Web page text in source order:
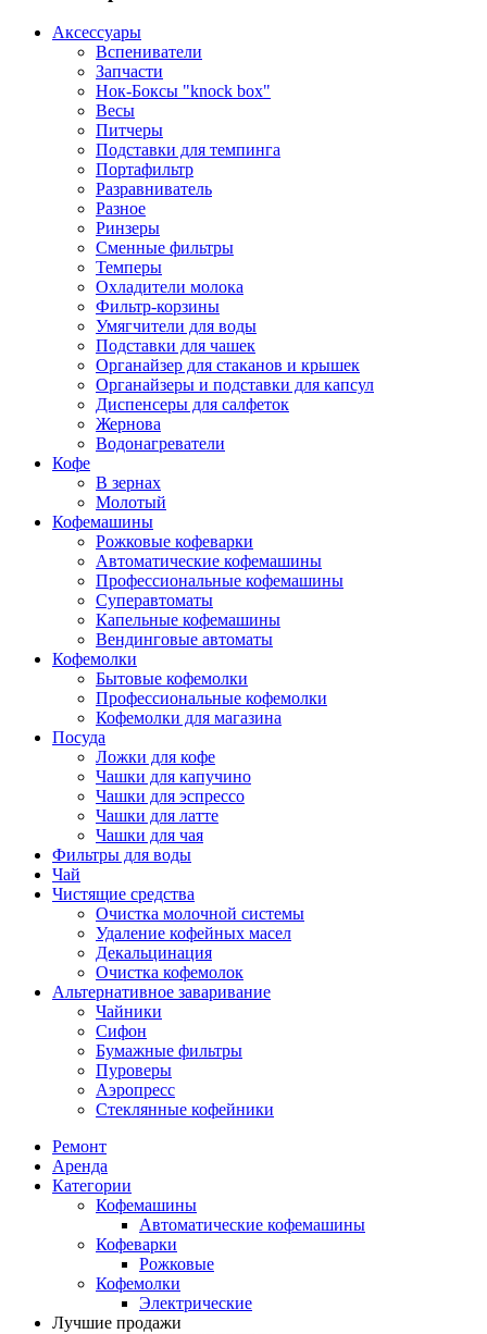
Аксессуары
Вспениватели
Запчасти
Нок-Боксы "knock box"
Весы
Питчеры
Подставки для темпинга
Портафильтр
Разравниватель
Разное
Ринзеры
Сменные фильтры
Темперы
Охладители молока
Фильтр-корзины
Умягчители для воды
Подставки для чашек
Органайзер для стаканов и крышек
Органайзеры и подставки для капсул
Диспенсеры для салфеток
Жернова
Водонагреватели
Кофе
В зернах
Молотый
Кофемашины
Рожковые кофеварки
Автоматические кофемашины
Профессиональные кофемашины
Суперавтоматы
Капельные кофемашины
Вендинговые автоматы
Кофемолки
Бытовые кофемолки
Профессиональные кофемолки
Кофемолки для магазина
Посуда
Ложки для кофе
Чашки для капучино
Чашки для эспрессо
Чашки для латте
Чашки для чая
Фильтры для воды
Чай
Чистящие средства
Очистка молочной системы
Удаление кофейных масел
Декальцинация
Очистка кофемолок
Альтернативное заваривание
Чайники
Сифон
Бумажные фильтры
Пуроверы
Аэропресс
Стеклянные кофейники
Ремонт
Аренда
Категории
Кофемашины
Автоматические кофемашины
Кофеварки
Рожковые
Кофемолки
Электрические
Лучшие продажи